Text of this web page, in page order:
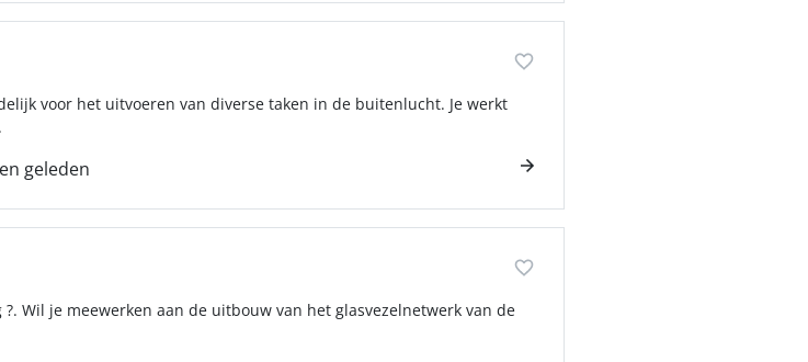
voor het uitvoeren van diverse taken in de buitenlucht. Je werkt
geleden
Wil je meewerken aan de uitbouw van het glasvezelnetwerk van de